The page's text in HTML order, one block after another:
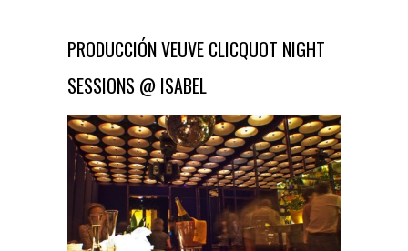
PRODUCCIÓN VEUVE CLICQUOT NIGHT
SESSIONS @ ISABEL